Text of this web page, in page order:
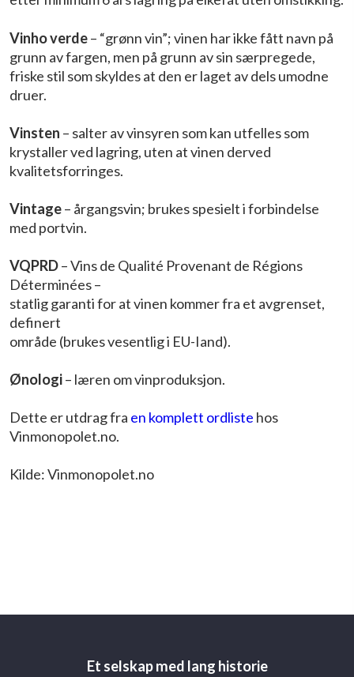
Vinho verde– “grønn vin”; vinen har ikke fått navn på
grunn av fargen, men på grunn av sin særpregede,
friske stil som skyldes at den er laget av dels umodne
druer.
Vinsten – salter av vinsyren som kan utfelles som
krystaller ved lagring, uten at vinen derved
kvalitetsforringes.
Vintage– årgangsvin; brukes spesielt i forbindelse
med portvin.
VQPRD– Vins de Qualité Provenant de Régions
Déterminées –
statlig garanti for at vinen kommer fra et avgrenset,
definert
område (brukes vesentlig i EU-Iand).
Ønologi– læren om vinproduksjon.
Dette er utdrag fra en komplett ordliste hos
Vinmonopolet.no.
Kilde: Vinmonopolet.no
Et selskap med lang historie